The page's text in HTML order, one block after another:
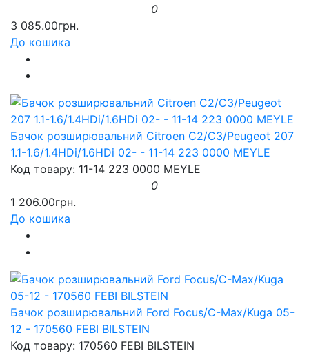
0
3 085.00грн.
До кошика
Бачок розширювальний Citroen C2/C3/Peugeot 207
1.1-1.6/1.4HDi/1.6HDi 02- - 11-14 223 0000 MEYLE
Код товару: 11-14 223 0000 MEYLE
0
1 206.00грн.
До кошика
Бачок розширювальний Ford Focus/C-Max/Kuga 05-
12 - 170560 FEBI BILSTEIN
Код товару: 170560 FEBI BILSTEIN